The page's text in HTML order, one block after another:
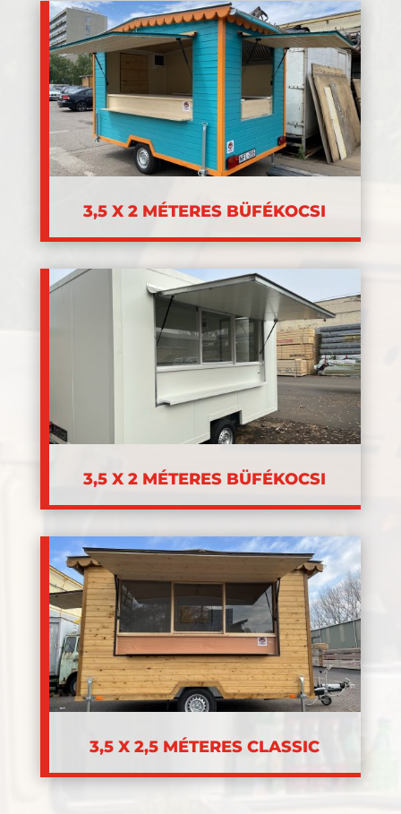
3,5 X 2 MÉTERES BÜFÉKOCSI
3,5 X 2 MÉTERES BÜFÉKOCSI
3,5 X 2,5 MÉTERES CLASSIC